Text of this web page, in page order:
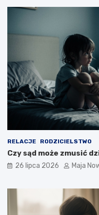
RELACJE RODZICIELSTWO
Czy sąd może zmusić
26 lipca 2026 Maja